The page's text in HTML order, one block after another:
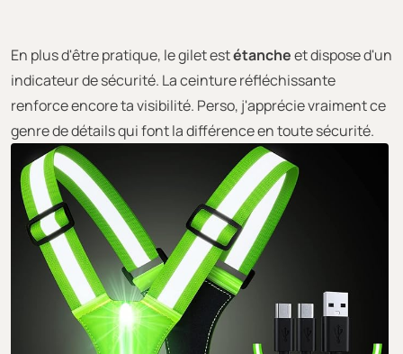
En plus d'être pratique, le gilet estétancheet dispose d'un
indicateur de sécurité. La ceinture réfléchissante
renforce encore ta visibilité. Perso, j'apprécie vraiment ce
genre de détails qui font la différence en toute sécurité.